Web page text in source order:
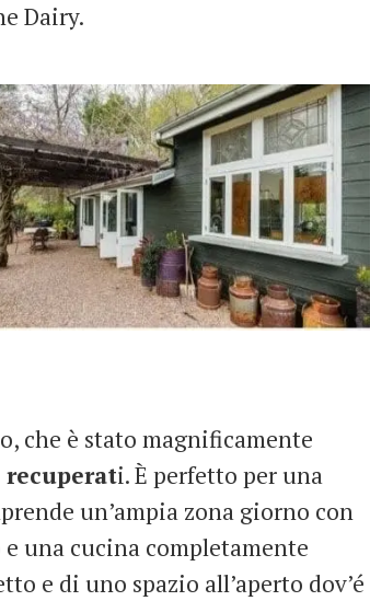
Dairy.
che è stato magnificamente
i. È perfetto per una
un’ampia zona giorno con
una cucina completamente
e di uno spazio all’aperto dov’é